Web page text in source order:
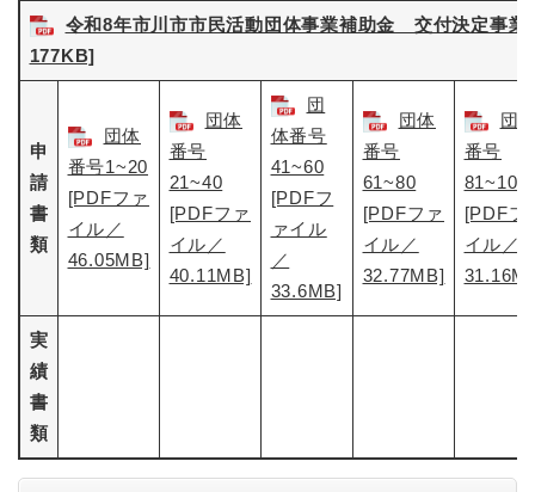
令和8年市川市市民活動団体事業補助金 交付決定事業
177KB]
申
請
書
類
団体
番号1~20
[PDFファ
イル／
46.05MB]
団体
番号
21~40
[PDFファ
イル／
40.11MB]
団
体番号
41~60
[PDFフ
ァイル
／
33.6MB]
団体
番号
61~80
[PDFファ
イル／
32.77MB]
団
番号
81~100
[PDFフ
イル／
実
績
書
類